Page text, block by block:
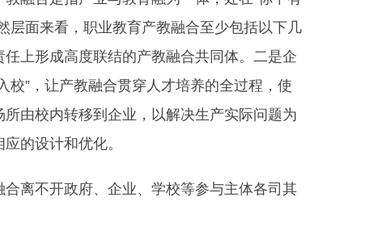
层面来看，职业教育产教融合至少包括以下几
上形成高度联结的产教融合共同体。二是企
”，让产教融合贯穿人才培养的全过程，使
由校内转移到企业，以解决生产实际问题为
的设计和优化。
离不开政府、企业、学校等参与主体各司其